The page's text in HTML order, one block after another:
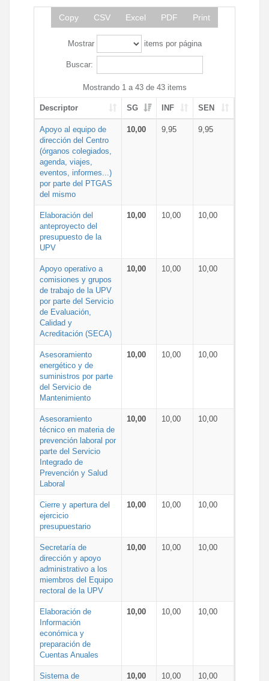
Copy CSV Excel PDF Print
Mostrar items por página
Buscar:
Mostrando 1 a 43 de 43 items
Descriptor SG INF SEN
Apoyo al equipo de
dirección del Centro
(órganos colegiados,
agenda, viajes,
eventos, informes...)
por parte del PTGAS
del mismo
10,00 9,95 9,95
Elaboración del
anteproyecto del
presupuesto de la
UPV
10,00 10,00 10,00
Apoyo operativo a
comisiones y grupos
de trabajo de la UPV
por parte del Servicio
de Evaluación,
Calidad y
Acreditación (SECA)
10,00 10,00 10,00
Asesoramiento
energético y de
suministros por parte
del Servicio de
Mantenimiento
10,00 10,00 10,00
Asesoramiento
técnico en materia de
prevención laboral por
parte del Servicio
Integrado de
Prevención y Salud
Laboral
10,00 10,00 10,00
Cierre y apertura del
ejercicio
presupuestario
10,00 10,00 10,00
Secretaría de
dirección y apoyo
administrativo a los
miembros del Equipo
rectoral de la UPV
10,00 10,00 10,00
Elaboración de
Información
económica y
preparación de
Cuentas Anuales
10,00 10,00 10,00
Sistema de
10,00 10,00 10,00